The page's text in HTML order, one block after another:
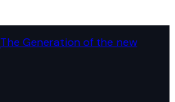
The Generation of the new